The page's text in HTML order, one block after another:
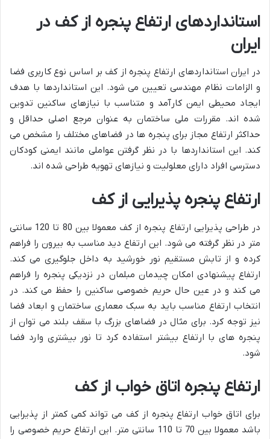
استانداردهای ارتفاع پنجره از کف در
ایران
در ایران استانداردهای ارتفاع پنجره از کف بر اساس نوع کاربری فضا
و الزامات نظام مهندسی تعیین می شود. این استانداردها با هدف
ایجاد محیطی ایمن کارآمد و متناسب با نیازهای ساکنین تدوین
شده اند. مقررات ملی ساختمان به عنوان مرجع اصلی حداقل و
حداکثر ارتفاع مجاز برای پنجره ها در فضاهای مختلف را مشخص می
کند. این استانداردها با در نظر گرفتن عواملی مانند ایمنی کودکان
دسترسی افراد دارای معلولیت و نیازهای تهویه طراحی شده اند.
ارتفاع پنجره پذیرایی از کف
در طراحی پذیرایی ارتفاع پنجره از کف معمولا بین 80 تا 120 سانتی
متر در نظر گرفته می شود. این ارتفاع دید مناسب به بیرون را فراهم
کرده و از تابش مستقیم نور خورشید به داخل جلوگیری می کند.
ارتفاع پیشنهادی امکان چیدمان مبلمان در نزدیکی پنجره را فراهم
می کند و در عین حال حریم خصوصی ساکنین را حفظ می کند. در
انتخاب ارتفاع مناسب باید به سبک معماری ساختمان و ابعاد فضا
نیز توجه کرد. برای مثال در فضاهای بزرگ با سقف بلند می توان از
پنجره های با ارتفاع بیشتر استفاده کرد تا نور بیشتری وارد فضا
شود.
ارتفاع پنجره اتاق خواب از کف
برای اتاق خواب ارتفاع پنجره از کف می تواند کمی کمتر از پذیرایی
باشد معمولا بین 70 تا 110 سانتی متر. این ارتفاع حریم خصوصی را